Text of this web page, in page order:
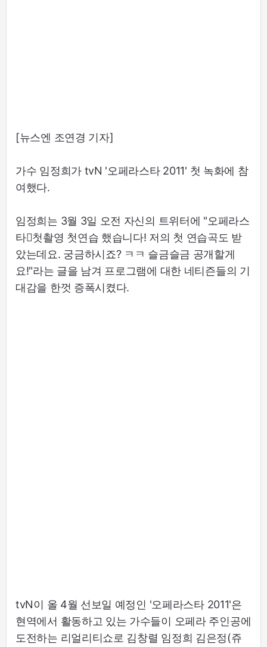
[뉴스엔 조연경 기자]
가수 임정희가 tvN '오페라스타 2011' 첫 녹화에 참
여했다.
임정희는 3월 3일 오전 자신의 트위터에 "오페라스
타첫촬영 첫연습 했습니다! 저의 첫 연습곡도 받
았는데요. 궁금하시죠? ㅋㅋ 슬금슬금 공개할게
요!"라는 글을 남겨 프로그램에 대한 네티즌들의 기
대감을 한껏 증폭시켰다.
tvN이 올 4월 선보일 예정인 '오페라스타 2011'은
현역에서 활동하고 있는 가수들이 오페라 주인공에
도전하는 리얼리티쇼로 김창렬 임정희 김은정(쥬